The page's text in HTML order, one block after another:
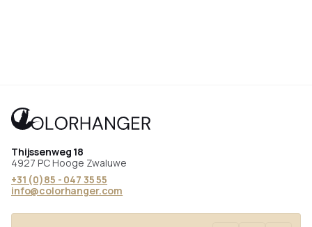
Thijssenweg 18
4927 PC Hooge Zwaluwe
+31 (0)85 - 047 35 55
info@colorhanger.com